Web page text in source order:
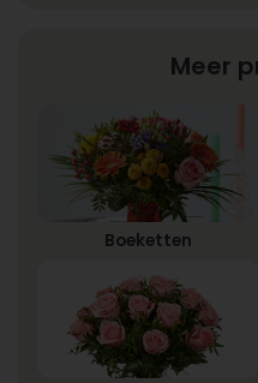
Meer
Boeketten